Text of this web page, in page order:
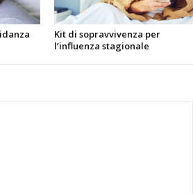
Kit di sopravvivenza per
l’influenza stagionale